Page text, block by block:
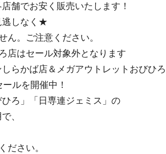
舗でお安く販売いたします！
逃しなく★
ん。ご注意ください。
店はセール対象外となります
しらかば店＆メガアウトレットおびひ
ルを開催中！
ろ」「日専連ジェミス」の
、
ださい。